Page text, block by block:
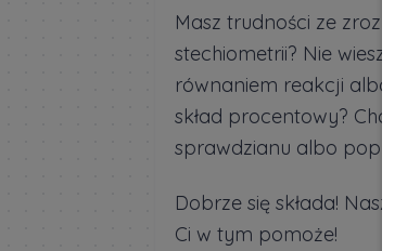
Masz trudności ze
stechiometrii? Nie wiesz
równaniem reakcji albo
skład procentowy?
sprawdzianu albo
Dobrze się składa! Nasz
Ci w tym pomoże!